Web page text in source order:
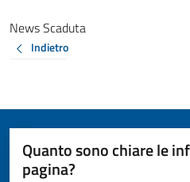
News Scaduta
Indietro
Quanto sono chiare le
pagina?